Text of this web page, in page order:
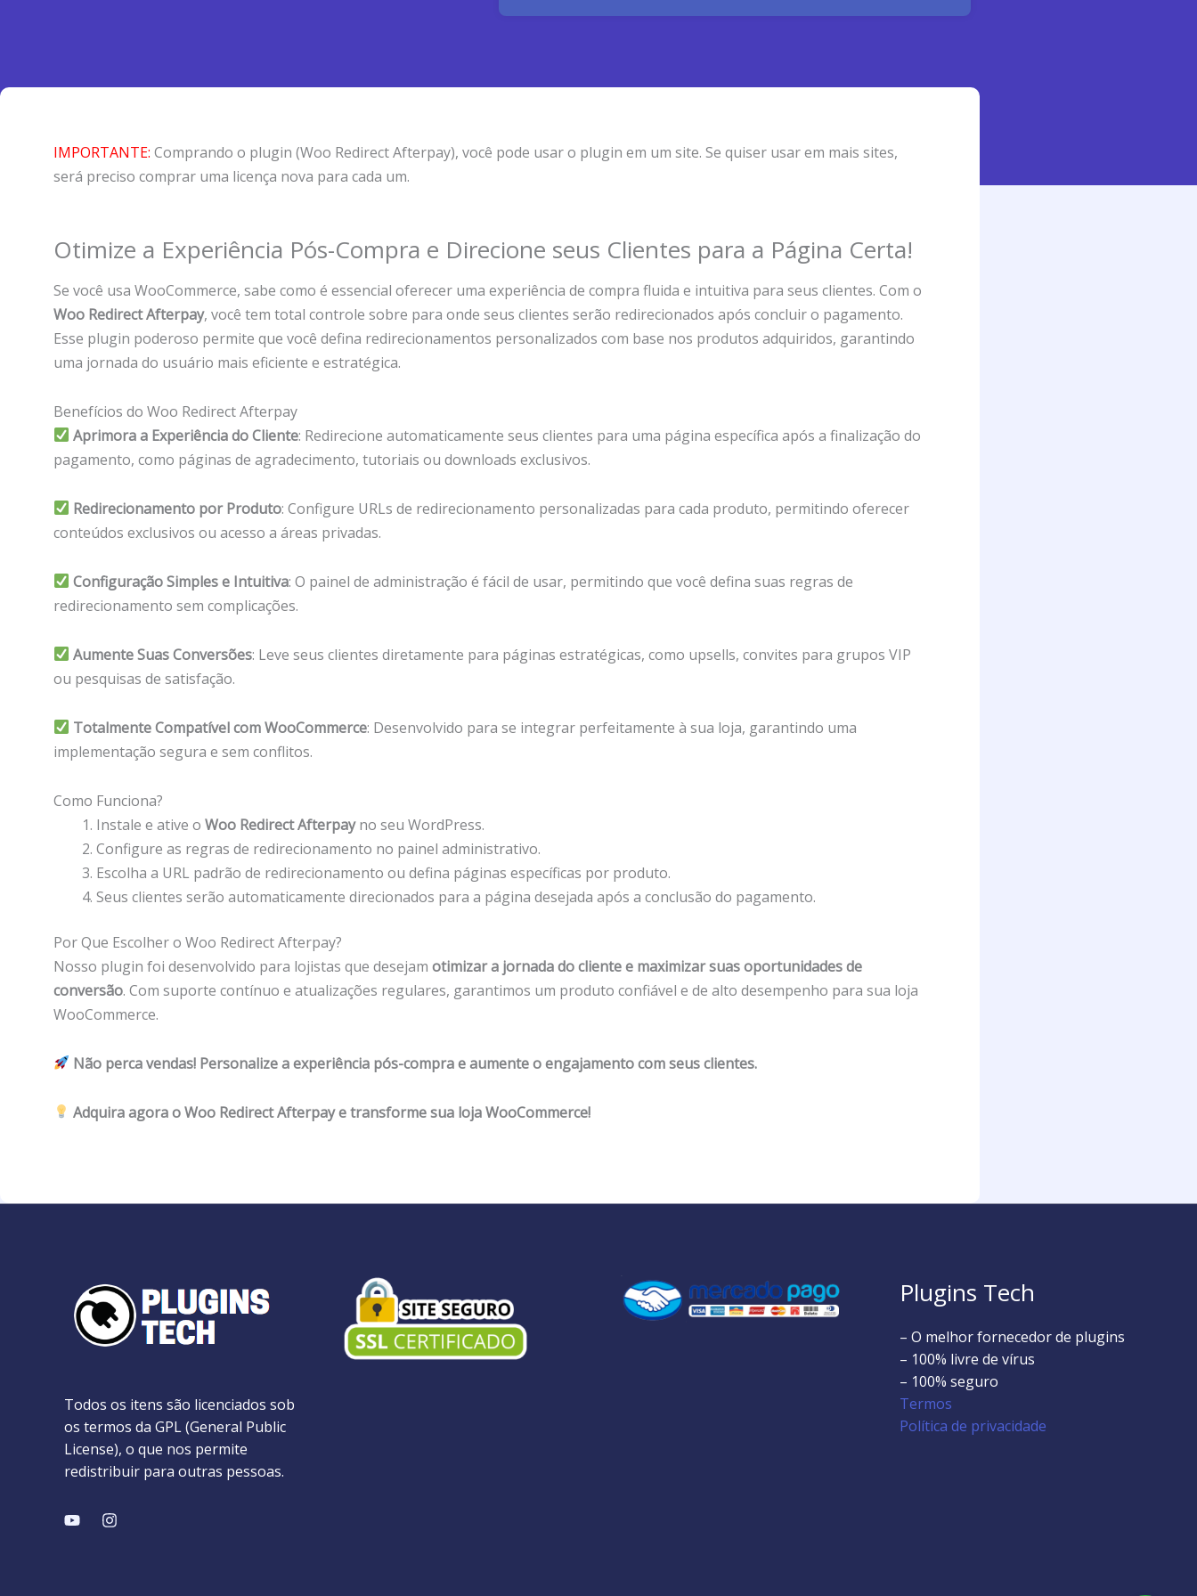
IMPORTANTE: Comprando o plugin (Woo Redirect Afterpay), você pode usar o plugin em um site. Se quiser usar em mais sites,
será preciso comprar uma licença nova para cada um.
Otimize a Experiência Pós-Compra e Direcione seus Clientes para a Página Certa!
Se você usa WooCommerce, sabe como é essencial oferecer uma experiência de compra fluida e intuitiva para seus clientes. Com o
Woo Redirect Afterpay, você tem total controle sobre para onde seus clientes serão redirecionados após concluir o pagamento.
Esse plugin poderoso permite que você defina redirecionamentos personalizados com base nos produtos adquiridos, garantindo
uma jornada do usuário mais eficiente e estratégica.
Benefícios do Woo Redirect Afterpay
Aprimora a Experiência do Cliente: Redirecione automaticamente seus clientes para uma página específica após a finalização do
pagamento, como páginas de agradecimento, tutoriais ou downloads exclusivos.
Redirecionamento por Produto: Configure URLs de redirecionamento personalizadas para cada produto, permitindo oferecer
conteúdos exclusivos ou acesso a áreas privadas.
Configuração Simples e Intuitiva: O painel de administração é fácil de usar, permitindo que você defina suas regras de
redirecionamento sem complicações.
Aumente Suas Conversões: Leve seus clientes diretamente para páginas estratégicas, como upsells, convites para grupos VIP
ou pesquisas de satisfação.
Totalmente Compatível com WooCommerce: Desenvolvido para se integrar perfeitamente à sua loja, garantindo uma
implementação segura e sem conflitos.
Como Funciona?
Instale e ative o Woo Redirect Afterpayno seu WordPress.
Configure as regras de redirecionamento no painel administrativo.
Escolha a URL padrão de redirecionamento ou defina páginas específicas por produto.
Seus clientes serão automaticamente direcionados para a página desejada após a conclusão do pagamento.
Por Que Escolher o Woo Redirect Afterpay?
Nosso plugin foi desenvolvido para lojistas que desejam otimizar a jornada do cliente e maximizar suas oportunidades de
conversão. Com suporte contínuo e atualizações regulares, garantimos um produto confiável e de alto desempenho para sua loja
WooCommerce.
Não perca vendas! Personalize a experiência pós-compra e aumente o engajamento com seus clientes.
Adquira agora o Woo Redirect Afterpay e transforme sua loja WooCommerce!
Todos os itens são licenciados sob
os termos da GPL (General Public
License), o que nos permite
redistribuir para outras pessoas.
Plugins Tech
– O melhor fornecedor de plugins
– 100% livre de vírus
– 100% seguro
Termos
Política de privacidade